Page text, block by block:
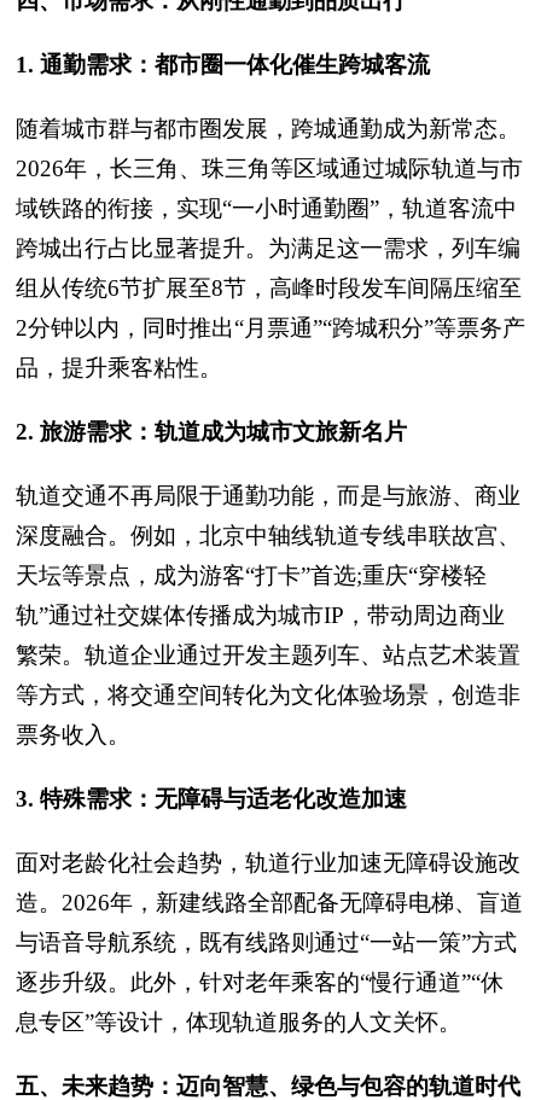
1. 通勤需求：都市圈一体化催生跨城客流
随着城市群与都市圈发展，跨城通勤成为新常态。
2026年，长三角、珠三角等区域通过城际轨道与市
域铁路的衔接，实现“一小时通勤圈”，轨道客流中
跨城出行占比显著提升。为满足这一需求，列车编
组从传统6节扩展至8节，高峰时段发车间隔压缩至
2分钟以内，同时推出“月票通”“跨城积分”等票务产
品，提升乘客粘性。
2. 旅游需求：轨道成为城市文旅新名片
轨道交通不再局限于通勤功能，而是与旅游、商业
深度融合。例如，北京中轴线轨道专线串联故宫、
天坛等景点，成为游客“打卡”首选;重庆“穿楼轻
轨”通过社交媒体传播成为城市IP，带动周边商业
繁荣。轨道企业通过开发主题列车、站点艺术装置
等方式，将交通空间转化为文化体验场景，创造非
票务收入。
3. 特殊需求：无障碍与适老化改造加速
面对老龄化社会趋势，轨道行业加速无障碍设施改
造。2026年，新建线路全部配备无障碍电梯、盲道
与语音导航系统，既有线路则通过“一站一策”方式
逐步升级。此外，针对老年乘客的“慢行通道”“休
息专区”等设计，体现轨道服务的人文关怀。
五、未来趋势：迈向智慧、绿色与包容的轨道时代